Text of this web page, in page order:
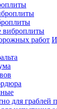
виброплиты
для граблей